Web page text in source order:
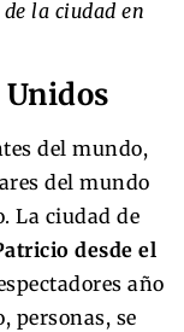
la ciudad en
Unidos
del mundo,
del mundo
La ciudad de
desde el
año
personas, se